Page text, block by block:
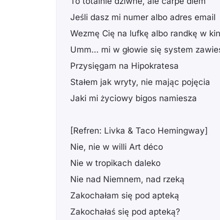
Jeśli dasz mi numer albo adres email
Wezmę Cię na lufkę albo randkę w
Umm... mi w głowie się system
Przysięgam na Hipokratesa
Stałem jak wryty, nie mając pojęcia
Jaki mi życiowy bigos namiesza
[Refren: Livka & Taco Hemingway]
Nie, nie w willi Art déco
Nie w tropikach daleko
Nie nad Niemnem, nad rzeką
Zakochałam się pod apteką
Zakochałaś się pod apteką?